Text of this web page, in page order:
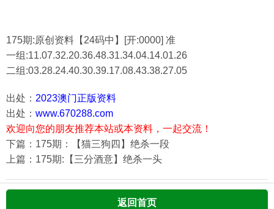
175期:原创资料【24码中】[开:0000] 准
一组:11.07.32.20.36.48.31.34.04.14.01.26
二组:03.28.24.40.30.39.17.08.43.38.27.05
出处： 2023澳门正版资料
出处： www.670288.com
欢迎向您的朋友推荐本站或本资料，一起交流！
下篇：175期：【猫三狗四】绝杀一段
上篇：175期:【三分酒意】绝杀一头
返回首页